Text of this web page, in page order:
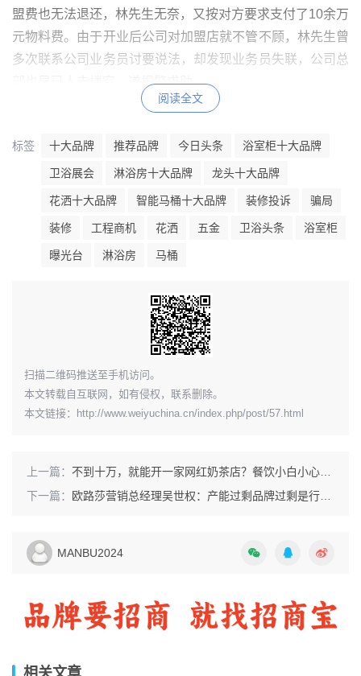
盟费也无法退还，林先生无奈，又按对方要求支付了10余万
元物料费。由于开业后公司对加盟店就不管不顾，林先生曾
多次联系公司业务员讨要说法，却发现业务员失联，公司总
部也早已人去楼空，遂报警求助。
根据青浦警方摸排，一个以吴某为首藏匿于外省市的“套路
加盟”合同诈骗团伙逐渐浮出水面。在梳理清楚犯罪团伙框
架及作案手法后，青浦警方至外省市开展抓捕工作，成功将
以吴某为首的34名犯罪嫌疑人抓获。经查，自2019年以
品牌加盟公司。该团伙先在自媒体、网站投放竞价广告，吸
为躲避加盟商上门及逃避法律追责，该团伙利用挂名法人注
册公司，6至9个月便更换经营地址，重新注册公司换壳后用
新品牌继续骗取加盟费。截至被抓获，该团伙利用近10个品
牌骗取加盟费等各类费用逾亿元。目前，犯罪嫌疑人吴某等
等26人因涉嫌合同诈骗罪被青浦警方依法采取刑事强制措
施，案件正在进一步侦办中。
早有“快招公司”落网
快招公司的套路，在新茶饮行业并不鲜见，但许多初入该行
阅读全文
标签 十大品牌 推荐品牌 今日头条 浴室柜十大品牌
卫浴展会 淋浴房十大品牌 龙头十大品牌
花洒十大品牌 智能马桶十大品牌 装修投诉 骗局
装修 工程商机 花洒 五金 卫浴头条 浴室柜
曝光台 淋浴房 马桶
扫描二维码推送至手机访问。
本文转载自互联网，如有侵权，联系删除。
本文链接：
http://www.weiyuchina.cn/index.php/post/57.html
上一篇： 不到十万，就能开一家网红奶茶店？餐饮小白小心上当受骗
下一篇：
欧路莎营销总经理吴世权：产能过剩品牌过剩是行业必须面对的现实
MANBU2024
相关文章